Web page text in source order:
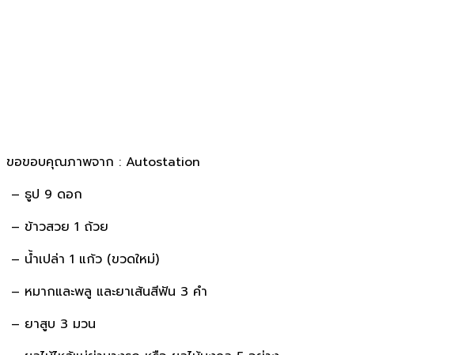
ขอขอบคุณภาพจาก : Autostation
– ธูป 9 ดอก
– ข้าวสวย 1 ถ้วย
– น้ำเปล่า 1 แก้ว (ขวดใหม่)
– หมากและพลู และยาเส้นสีฟัน 3 คำ
– ยาสูบ 3 มวน